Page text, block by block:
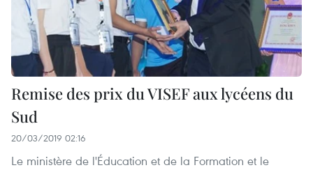
Remise des prix du VISEF aux lycéens du
Sud
20/03/2019 02:16
Le ministère de l'Éducation et de la Formation et le